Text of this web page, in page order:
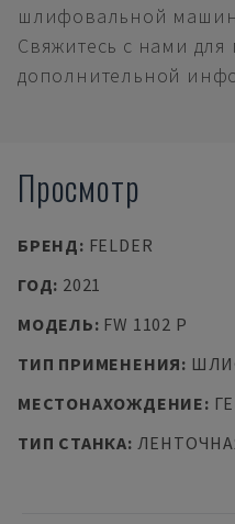
шлифовальной
Свяжитесь с нами для
дополнительной
Просмотр
БРЕНД: FELDER
ГОД: 2021
МОДЕЛЬ: FW 1102 P
ТИП ПРИМЕНЕНИЯ:
МЕСТОНАХОЖДЕНИЕ:
ТИП СТАНКА: